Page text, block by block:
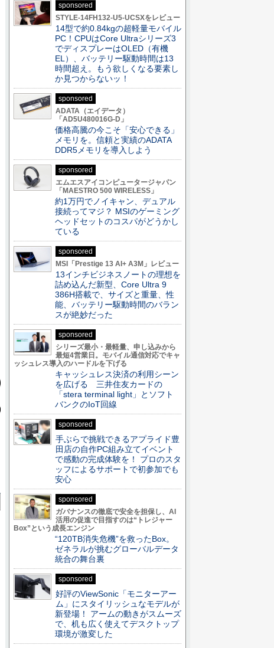
sponsored
STYLE-14FH132-U5-UCSXをレビュー
14型で約0.84kgの超軽量モバイル
PC！CPUはCore Ultraシリーズ3
でディスプレーはOLED（有機
EL）、バッテリー駆動時間は13
時間超え。もう欲しくなる要素し
か見つからないッ！
sponsored
ADATA（エイデータ）
「AD5U480016G-D」
価格高騰の今こそ「安心できる」
メモリを。信頼と実績のADATA
DDR5メモリを導入しよう
sponsored
エムエスアイコンピュータージャパン
「MAESTRO 500 WIRELESS」
約1万円でノイキャン、デュアル
接続ってマジ？ MSIのゲーミング
ヘッドセットのコスパがどうかし
ている
sponsored
MSI「Prestige 13 AI+ A3M」レビュー
13インチビジネスノートの理想を
詰め込んだ新型、Core Ultra 9
386H搭載で、サイズと重量、性
能、バッテリー駆動時間のバラン
スが絶妙だった
sponsored
シリーズ最小・最軽量、申し込みから
最短4営業日。モバイル通信対応でキャ
ッシュレス導入のハードルを下げる
キャッシュレス決済の利用シーン
を広げる 三井住友カードの
「stera terminal light」とソフト
バンクのIoT回線
sponsored
手ぶらで挑戦できるアプライド豊
田店の自作PC組み立てイベント
で感動の完成体験を！ プロのスタ
ッフによるサポートで初参加でも
安心
sponsored
ガバナンスの徹底で安全を担保し、AI
活用の促進で目指すのは“トレジャー
Box”という成長エンジン
“120TB消失危機”を救ったBox。
ゼネラルが挑むグローバルデータ
統合の舞台裏
sponsored
好評のViewSonic「モニターアー
ム」にスタイリッシュなモデルが
新登場！ アームの動きがスムーズ
で、机も広く使えてデスクトップ
環境が激変した